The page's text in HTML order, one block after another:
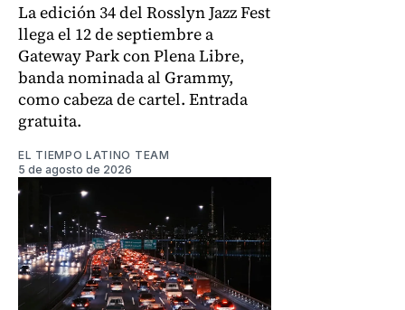
La edición 34 del Rosslyn Jazz Fest
llega el 12 de septiembre a
Gateway Park con Plena Libre,
banda nominada al Grammy,
como cabeza de cartel. Entrada
gratuita.
EL TIEMPO LATINO TEAM
5 de agosto de 2026